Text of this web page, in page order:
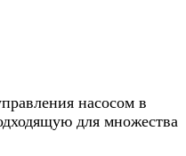
насосом в
для множества